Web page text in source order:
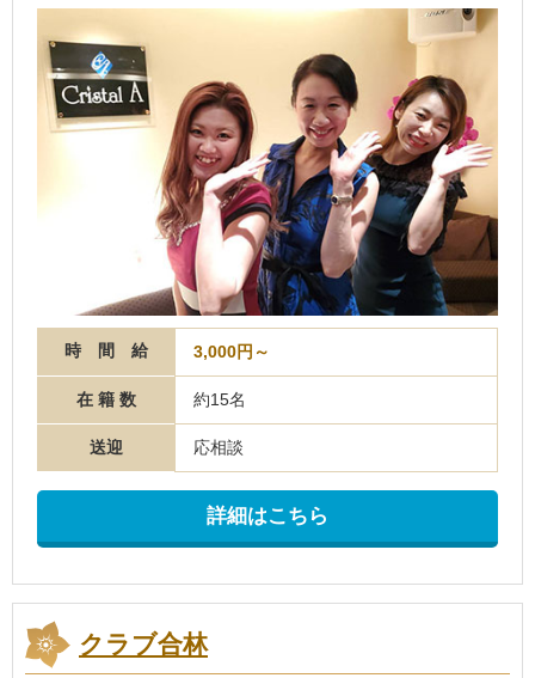
時 間 給 3,000円～
在 籍 数 約15名
送迎 応相談
詳細はこちら
クラブ合林